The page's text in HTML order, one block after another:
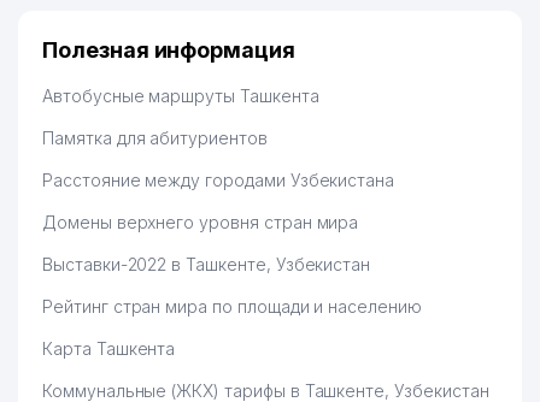
Полезная информация
Автобусные маршруты Ташкента
Памятка для абитуриентов
Расстояние между городами Узбекистана
Домены верхнего уровня стран мира
Выставки-2022 в Ташкенте, Узбекистан
Рейтинг стран мира по площади и населению
Карта Ташкента
Коммунальные (ЖКХ) тарифы в Ташкенте, Узбекистан